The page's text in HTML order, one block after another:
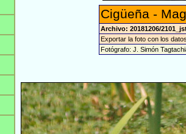
Cigüeña -
Archivo: 20181206/
Exportar la foto con los
Fotógrafo: J. Simón